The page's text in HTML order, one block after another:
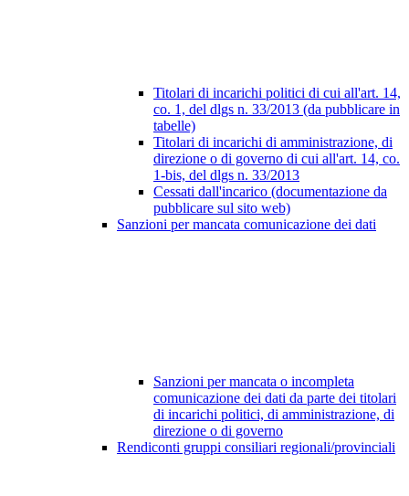
Titolari di incarichi politici di cui all'art. 14,
co. 1, del dlgs n. 33/2013 (da pubblicare in
tabelle)
Titolari di incarichi di amministrazione, di
direzione o di governo di cui all'art. 14, co.
1-bis, del dlgs n. 33/2013
Cessati dall'incarico (documentazione da
pubblicare sul sito web)
Sanzioni per mancata comunicazione dei dati
Sanzioni per mancata o incompleta
comunicazione dei dati da parte dei titolari
di incarichi politici, di amministrazione, di
direzione o di governo
Rendiconti gruppi consiliari regionali/provinciali